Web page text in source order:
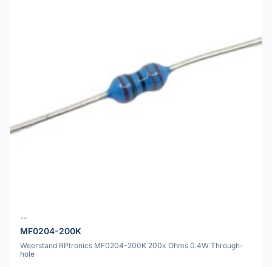
--
MF0204-200K
Weerstand RPtronics MF0204-200K 200k Ohms 0.4W Through-
hole